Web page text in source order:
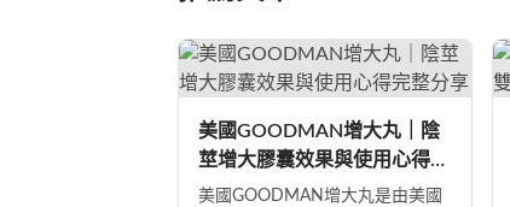
美國GOODMAN增大丸｜陰
莖增大膠囊效果與使用心得完
整分享
美國GOODMAN增大丸是由美國